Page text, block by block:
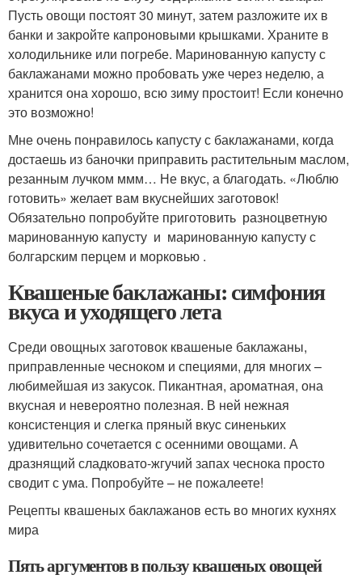
Пусть овощи постоят 30 минут, затем разложите их в
банки и закройте капроновыми крышками. Храните в
холодильнике или погребе. Маринованную капусту с
баклажанами можно пробовать уже через неделю, а
хранится она хорошо, всю зиму простоит! Если конечно
это возможно!
Мне очень понравилось капусту с баклажанами, когда
достаешь из баночки приправить растительным маслом,
резанным лучком ммм… Не вкус, а благодать. «Люблю
готовить» желает вам вкуснейших заготовок!
Обязательно попробуйте приготовить разноцветную
маринованную капусту и маринованную капусту с
болгарским перцем и морковью .
Квашеные баклажаны: симфония
вкуса и уходящего лета
Среди овощных заготовок квашеные баклажаны,
приправленные чесноком и специями, для многих –
любимейшая из закусок. Пикантная, ароматная, она
вкусная и невероятно полезная. В ней нежная
консистенция и слегка пряный вкус синеньких
удивительно сочетается с осенними овощами. А
дразнящий сладковато-жгучий запах чеснока просто
сводит с ума. Попробуйте – не пожалеете!
Рецепты квашеных баклажанов есть во многих кухнях
мира
Пять аргументов в пользу квашеных овощей